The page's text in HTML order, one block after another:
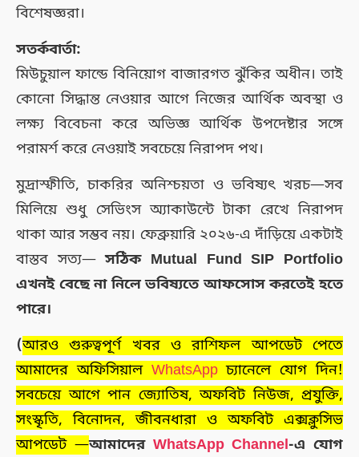
বিশেষজ্ঞরা।
সতর্কবার্তা:
মিউচুয়াল ফান্ডে বিনিয়োগ বাজারগত ঝুঁকির অধীন। তাই
কোনো সিদ্ধান্ত নেওয়ার আগে নিজের আর্থিক অবস্থা ও
লক্ষ্য বিবেচনা করে অভিজ্ঞ আর্থিক উপদেষ্টার সঙ্গে
পরামর্শ করে নেওয়াই সবচেয়ে নিরাপদ পথ।
মুদ্রাস্ফীতি, চাকরির অনিশ্চয়তা ও ভবিষ্যৎ খরচ—সব
মিলিয়ে শুধু সেভিংস অ্যাকাউন্টে টাকা রেখে নিরাপদ
থাকা আর সম্ভব নয়। ফেব্রুয়ারি ২০২৬-এ দাঁড়িয়ে একটাই
বাস্তব সত্য—সঠিক Mutual Fund SIP Portfolio
এখনই বেছে না নিলে ভবিষ্যতে আফসোস করতেই হতে
পারে।
(আরও গুরুত্বপূর্ণ খবর ও রাশিফল আপডেট পেতে
আমাদের অফিসিয়াল WhatsAppচ্যানেলে যোগ দিন!
সবচেয়ে আগে পান জ্যোতিষ, অফবিট নিউজ, প্রযুক্তি,
সংস্কৃতি, বিনোদন, জীবনধারা ও অফবিট এক্সক্লুসিভ
আপডেট —আমাদের WhatsApp Channel-এ যোগ